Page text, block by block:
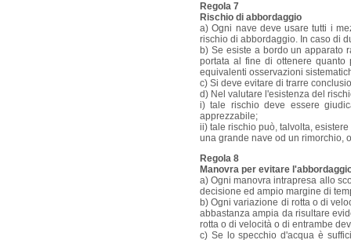
Regola 7
Rischio di abbordaggio
a) Ogni nave deve usare tutti i
rischio di abbordaggio. In caso di
b) Se esiste a bordo un apparato
portata al fine di ottenere quanto
equivalenti osservazioni
c) Si deve evitare di trarre
d) Nel valutare l'esistenza del
i) tale rischio deve essere
apprezzabile;
ii) tale rischio può, talvolta,
una grande nave od un rimorchio,
Regola 8
Manovra per evitare
a) Ogni manovra intrapresa allo
decisione ed ampio margine di
b) Ogni variazione di rotta o di
abbastanza ampia da risultare
rotta o di velocità o di entrambe
c) Se lo specchio d'acqua è